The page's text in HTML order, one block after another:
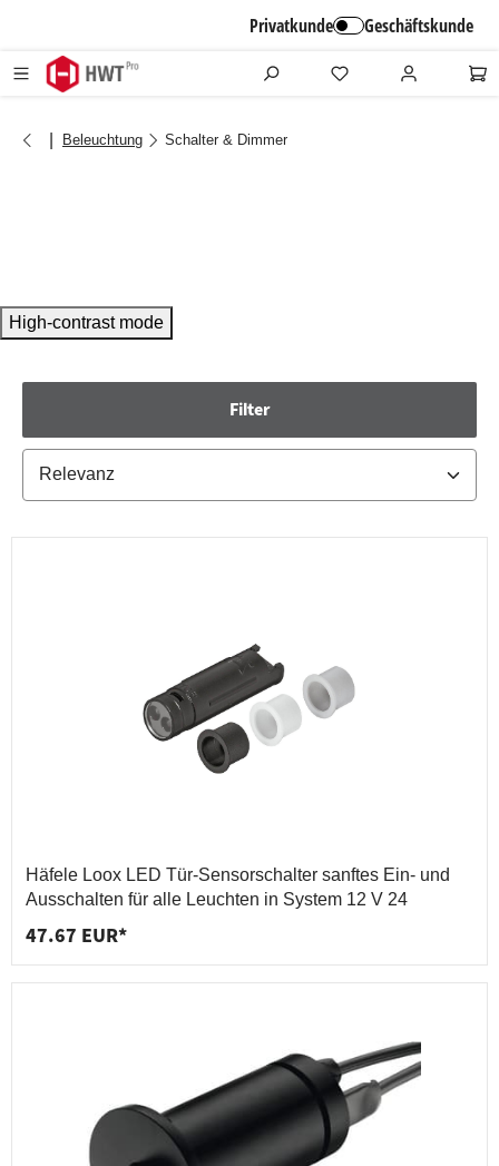
Privatkunde Geschäftskunde
Beleuchtung Schalter & Dimmer
High-contrast mode
Filter
Häfele Loox LED Tür-Sensorschalter sanftes Ein- und
Ausschalten für alle Leuchten in System 12 V 24
47.67 EUR*